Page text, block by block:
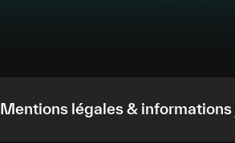
Mentions légales &